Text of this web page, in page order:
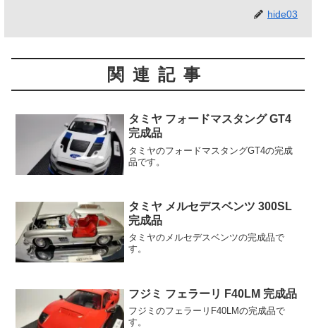
hide03
関連記事
タミヤ フォードマスタング GT4
完成品
タミヤのフォードマスタングGT4の完成
品です。
タミヤ メルセデスベンツ 300SL
完成品
タミヤのメルセデスベンツの完成品で
す。
フジミ フェラーリ F40LM 完成品
フジミのフェラーリF40LMの完成品で
す。